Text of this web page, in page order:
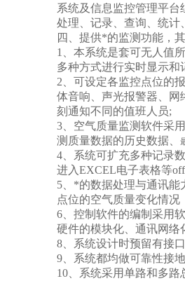
系统及信息监控管理平
处理、记录、查询、统计
四、提供*的监测功能，
1、本系统是套可无人值
多种方式进行实时显示
2、可设定各监控点位的
体音响、声光报警器、网
刻通知不同的值班人员;
3、空气质量监测软件采
测质量数据的历史数据、
4、系统可扩充多种记录
进入EXCEL电子表格等
5、*的数据处理与通讯能
点位的空气质量变化情况
6、控制软件的编制采用
硬件的模块化、通讯网络
8、系统设计时预留有接
9、系统都均做可靠性接
10、系统采用单路和多